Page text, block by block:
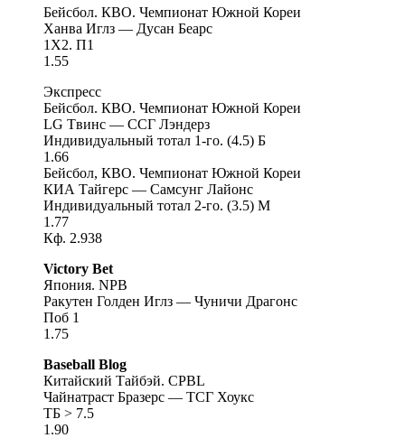
Бейсбол. КВО. Чемпионат Южной Кореи
Ханва Иглз — Дусан Беарс
1Х2. П1
1.55
Экспресс
Бейсбол. КВО. Чемпионат Южной Кореи
LG Tвинс — ССГ Лэндерз
Индивидуальный тотал 1-го. (4.5) Б
1.66
Бейсбол, КВО. Чемпионат Южной Кореи
КИА Тайгерс — Самсунг Лайонс
Индивидуальный тотал 2-го. (3.5) М
1.77
Кф. 2.938
Victory Bet
Япония. NPB
Ракутен Голден Иглз — Чуничи Драгонс
Поб 1
1.75
Baseball Blog
Китайский Тайбэй. CPBL
Чайнатраст Бразерс — ТСГ Хоукс
ТБ > 7.5
1.90